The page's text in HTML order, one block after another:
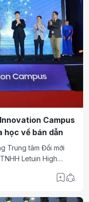
Campus
học về bán dẫn
Trung tâm Đổi mới
Letuin High
(SIC) năm 2026